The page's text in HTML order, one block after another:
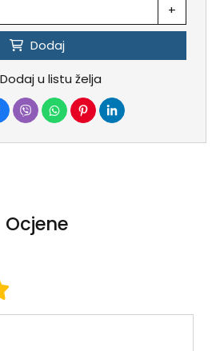
+
Dodaj
Dodaj u listu želja
Ocjene
5
4